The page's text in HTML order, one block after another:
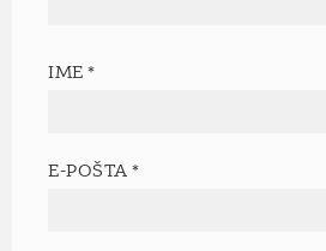
IME*
E-POŠTA*